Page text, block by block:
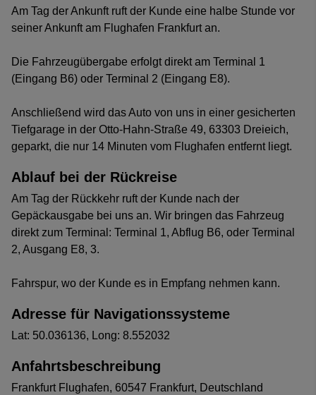
Am Tag der Ankunft ruft der Kunde eine halbe Stunde vor
seiner Ankunft am Flughafen Frankfurt an.
Die Fahrzeugübergabe erfolgt direkt am Terminal 1
(Eingang B6) oder Terminal 2 (Eingang E8).
Anschließend wird das Auto von uns in einer gesicherten
Tiefgarage in der Otto-Hahn-Straße 49, 63303 Dreieich,
geparkt, die nur 14 Minuten vom Flughafen entfernt liegt.
Ablauf bei der Rückreise
Am Tag der Rückkehr ruft der Kunde nach der
Gepäckausgabe bei uns an. Wir bringen das Fahrzeug
direkt zum Terminal: Terminal 1, Abflug B6, oder Terminal
2, Ausgang E8, 3.
Fahrspur, wo der Kunde es in Empfang nehmen kann.
Adresse für Navigationssysteme
Lat: 50.036136, Long: 8.552032
Anfahrtsbeschreibung
Frankfurt Flughafen, 60547 Frankfurt, Deutschland